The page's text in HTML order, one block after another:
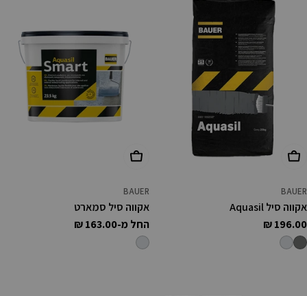
בחר אפשרויות
BAUER
אקווה סיל Aquasil
מחיר
רגיל
196.00 ₪
בחר אפשרויות
BAUER
אקווה סיל סמארט
מחיר
רגיל
החל מ-163.00 ₪